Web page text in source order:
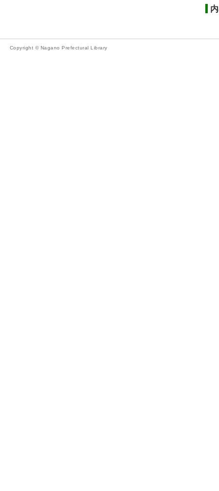
Copyright © Nagano Prefectural Library